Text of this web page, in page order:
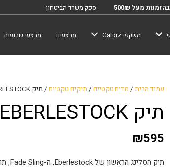
מעל 500₪ ספק משרד הביטחון
משקפי Gatorz מבצעים מבצעי שבועות
עמוד הבית/ מדים טקטיים/ תיקים טקטיים/ תיק Fade Sling – EBERLESTOCK
תיק Fade Sling – EBERLESTOCK
₪595